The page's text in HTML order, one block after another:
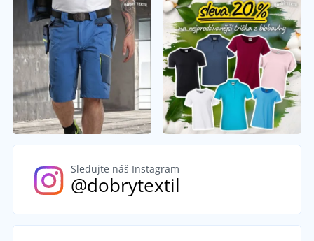
Sledujte náš Instagram
@dobrytextil